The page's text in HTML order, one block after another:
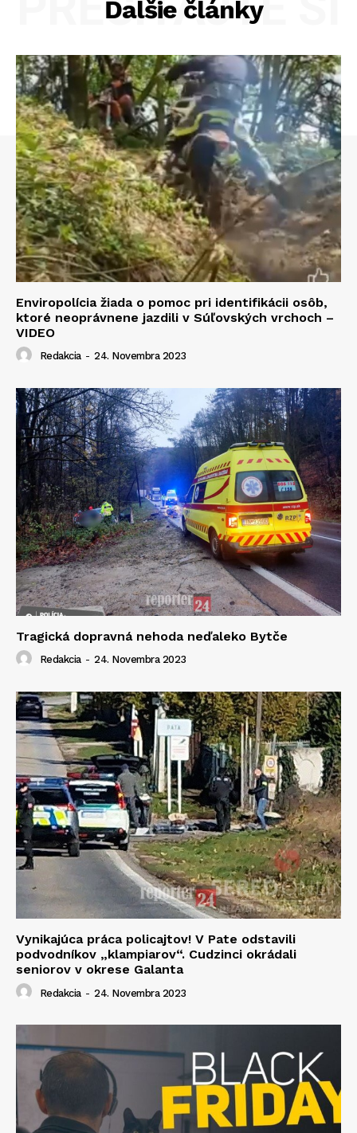
Ďalšie články
Enviropolícia žiada o pomoc pri identifikácii osôb,
ktoré neoprávnene jazdili v Súľovských vrchoch –
VIDEO
Redakcia - 24. Novembra 2023
Tragická dopravná nehoda neďaleko Bytče
Redakcia - 24. Novembra 2023
Vynikajúca práca policajtov! V Pate odstavili
podvodníkov „klampiarov“. Cudzinci okrádali
seniorov v okrese Galanta
Redakcia - 24. Novembra 2023